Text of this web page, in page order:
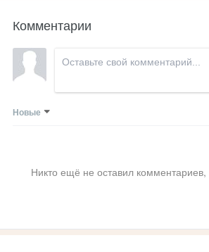
Комментарии
Новые
Никто ещё не оставил комментариев,